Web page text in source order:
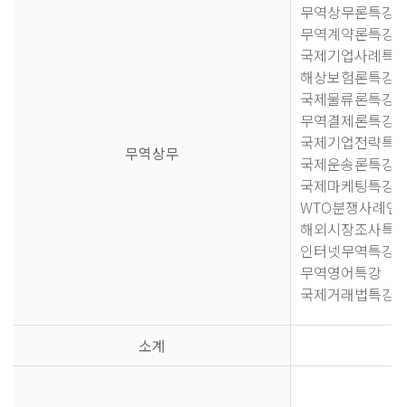
무역상무
무역상무론특강
무역계약론특강
국제기업사례특
해상보험론특강
국제물류론특강
무역결제론특강
국제기업전략특
국제운송론특강
국제마케팅특강
WTO분쟁사례연
해외시장조사특
인터넷무역특강
무역영어특강
국제거래법특강
소계